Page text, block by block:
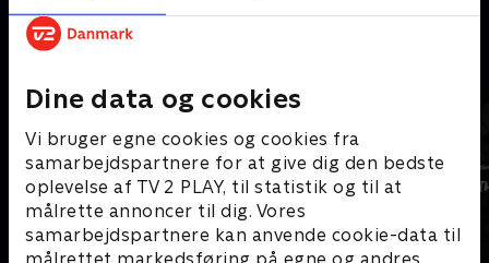
Dine data og cookies
Vi bruger egne cookies og cookies fra
samarbejdspartnere for at give dig den bedste
oplevelse af TV 2 PLAY, til statistik og til at
målrette annoncer til dig. Vores
samarbejdspartnere kan anvende cookie-data til